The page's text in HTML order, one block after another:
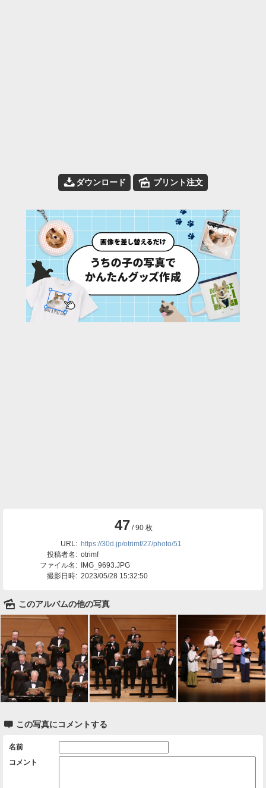
📥ダウンロード 🌄 プリント注文
47 / 90 枚
URL: https://30d.jp/otrimf/27/photo/51
投稿者名: otrimf
ファイル名:
IMG_9693.JPG
撮影日時: 2023/05/28 15:32:50
🌄 このアルバムの他の写真
 この写真にコメントする
名前
コメント